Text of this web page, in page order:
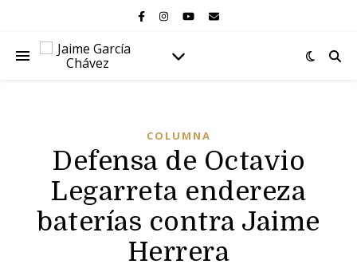
COLUMNA
Defensa de Octavio
Legarreta endereza
baterías contra Jaime
Herrera